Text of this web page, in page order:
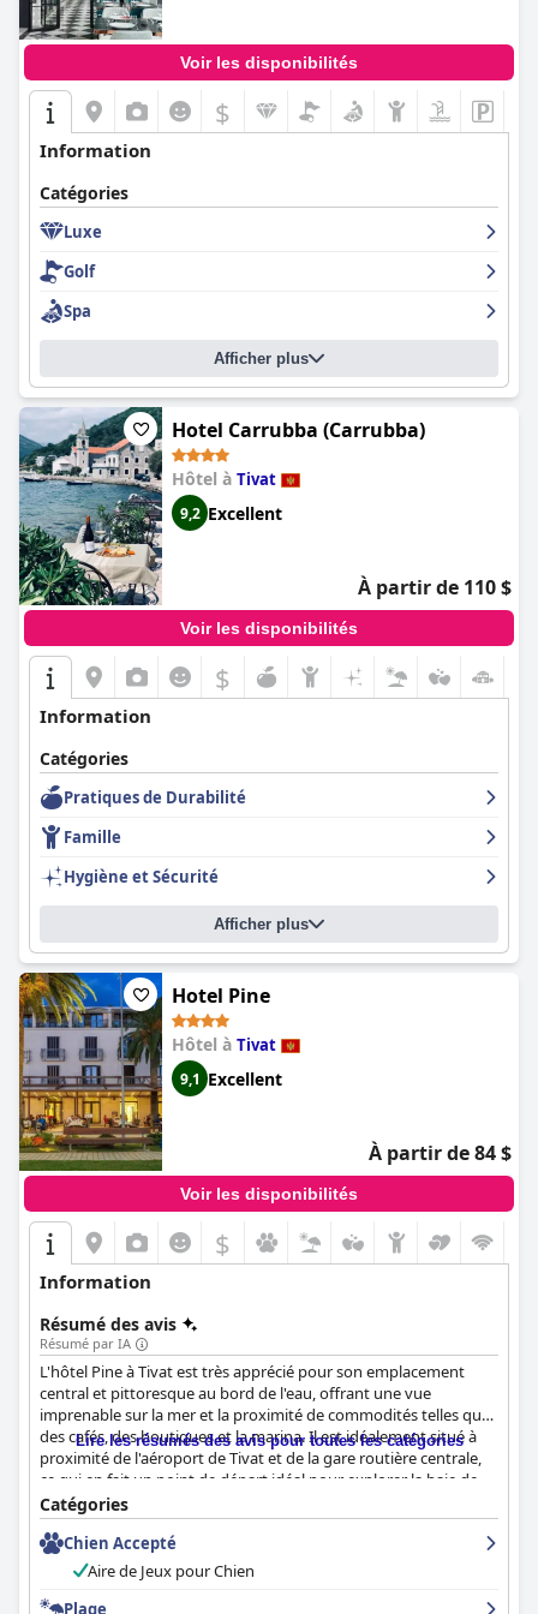
Voir les disponibilités
$
Information
Catégories
Luxe
Golf
Spa
Afficher plus
Hotel Carrubba (Carrubba)
Hôtel à Tivat
9,2 Excellent
À partir de 110 $
Voir les disponibilités
$
Information
Catégories
Pratiques de Durabilité
Famille
Hygiène et Sécurité
Afficher plus
Hotel Pine
Hôtel à Tivat
9,1 Excellent
À partir de 84 $
Voir les disponibilités
$
Information
Résumé des avis
Résumé par IA
L'hôtel Pine à Tivat est très apprécié pour son emplacement
central et pittoresque au bord de l'eau, offrant une vue
imprenable sur la mer et la proximité de commodités telles que
des cafés, des boutiques et la marina. Il est idéalement situé à
proximité de l'aéroport de Tivat et de la gare routière centrale,
ce qui en fait un point de départ idéal pour explorer la baie de
Kotor et les environs. Les clients apprécient son ambiance
animée mais paisible et ses installations modernes et propres,
soutenues par un personnel excellent et attentif.
Le petit-déjeuner de l'hôtel est constamment mis en avant
comme un point fort important, avec un buffet riche et varié qui
Lire les résumés des avis pour toutes les catégories
Catégories
Chien Accepté
Aire de Jeux pour Chien
Plage